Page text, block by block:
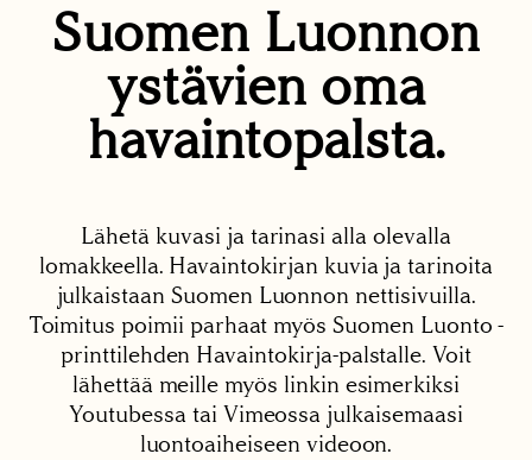
Suomen Luonnon
ystävien oma
havaintopalsta.
Lähetä kuvasi ja tarinasi alla olevalla
lomakkeella. Havaintokirjan kuvia ja tarinoita
julkaistaan Suomen Luonnon nettisivuilla.
Toimitus poimii parhaat myös Suomen Luonto -
printtilehden Havaintokirja-palstalle. Voit
lähettää meille myös linkin esimerkiksi
Youtubessa tai Vimeossa julkaisemaasi
luontoaiheiseen videoon.